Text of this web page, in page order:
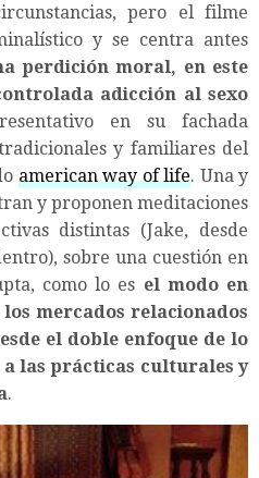
pero el filme
y se centra antes
perdición moral, en este
adicción al sexo
en su fachada
y familiares del
american way of life. Una y
y proponen meditaciones
distintas (Jake, desde
sobre una cuestión en
como lo es el modo en
mercados relacionados
el doble enfoque de lo
las prácticas culturales y
.